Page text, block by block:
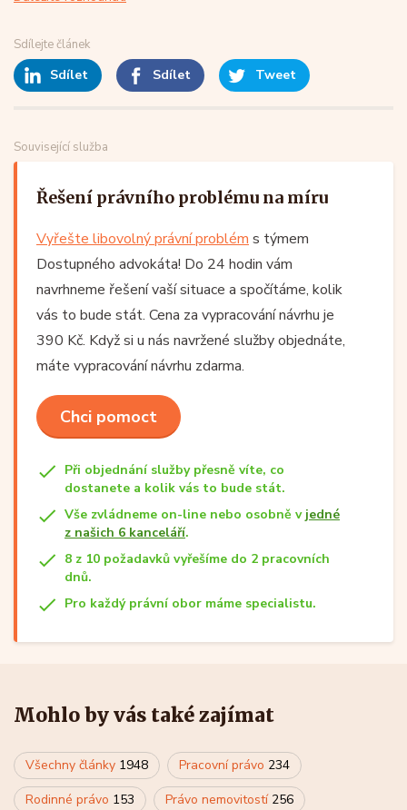
Sdílejte článek
Sdílet Sdílet Tweet
Související služba
Řešení právního problému na míru
Vyřešte libovolný právní problém s týmem
Dostupného advokáta! Do 24 hodin vám
navrhneme řešení vaší situace a spočítáme, kolik
vás to bude stát. Cena za vypracování návrhu je
390 Kč. Když si u nás navržené služby objednáte,
máte vypracování návrhu zdarma.
Chci pomoct
Při objednání služby přesně víte, co
dostanete a kolik vás to bude stát.
Vše zvládneme on-line nebo osobně v jedné
z našich 6 kanceláří.
8 z 10 požadavků vyřešíme do 2 pracovních
dnů.
Pro každý právní obor máme specialistu.
Mohlo by vás také zajímat
Všechny články 1948 Pracovní právo 234
Rodinné právo 153 Právo nemovitostí 256